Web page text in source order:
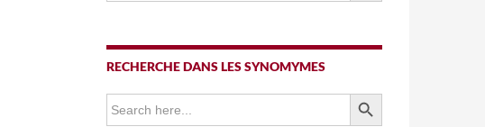
RECHERCHE DANS LES SYNOMYMES
Search
for:
SEARCH BUTTON